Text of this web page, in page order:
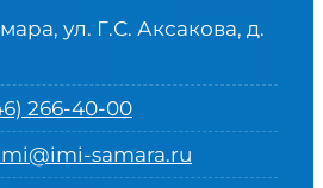
ул. Г.С. Аксакова, д.
266-40-00
samara.ru